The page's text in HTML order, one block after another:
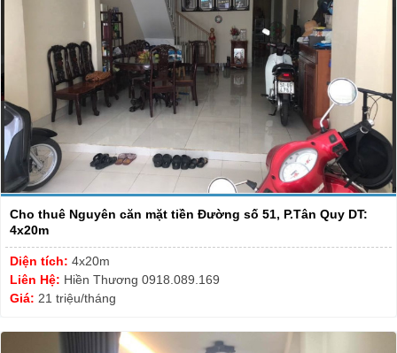
Cho thuê Nguyên căn mặt tiền Đường số 51, P.Tân Quy DT:
4x20m
Diện tích: 4x20m
Liên Hệ: Hiền Thương 0918.089.169
Giá: 21 triệu/tháng